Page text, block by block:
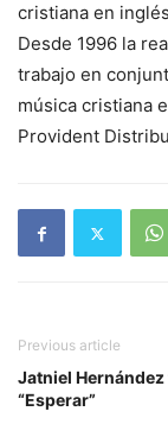
cristiana en
Desde 1996 la
trabajo en
música cristiana
Provident
Previous article
Jatniel Hernández
“Esperar”